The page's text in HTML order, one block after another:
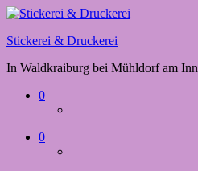
Stickerei & Druckerei
In Waldkraiburg bei Mühldorf am Inn
0
0